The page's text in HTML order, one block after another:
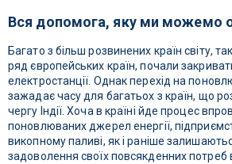
Вся допомога, яку ми можемо
Багато з більш розвинених країн світу,
ряд європейських країн, почали закривати
електростанції. Однак перехід на
зажадає часу для багатьох з країн, що
чергу Індії. Хоча в країні йде процес
поновлюваних джерел енергії,
викопному паливі, як і раніше
задоволення своїх повсякденних потреб в